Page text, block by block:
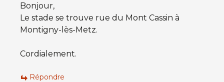
Bonjour,
Le stade se trouve rue du Mont Cassin à
Montigny-lès-Metz.
Cordialement.
Répondre